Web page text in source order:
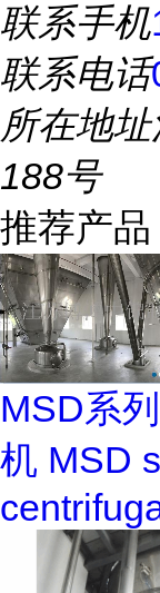
联系手机
联系电话
所在地址
188号
推荐产品
MSD系
机 MSD